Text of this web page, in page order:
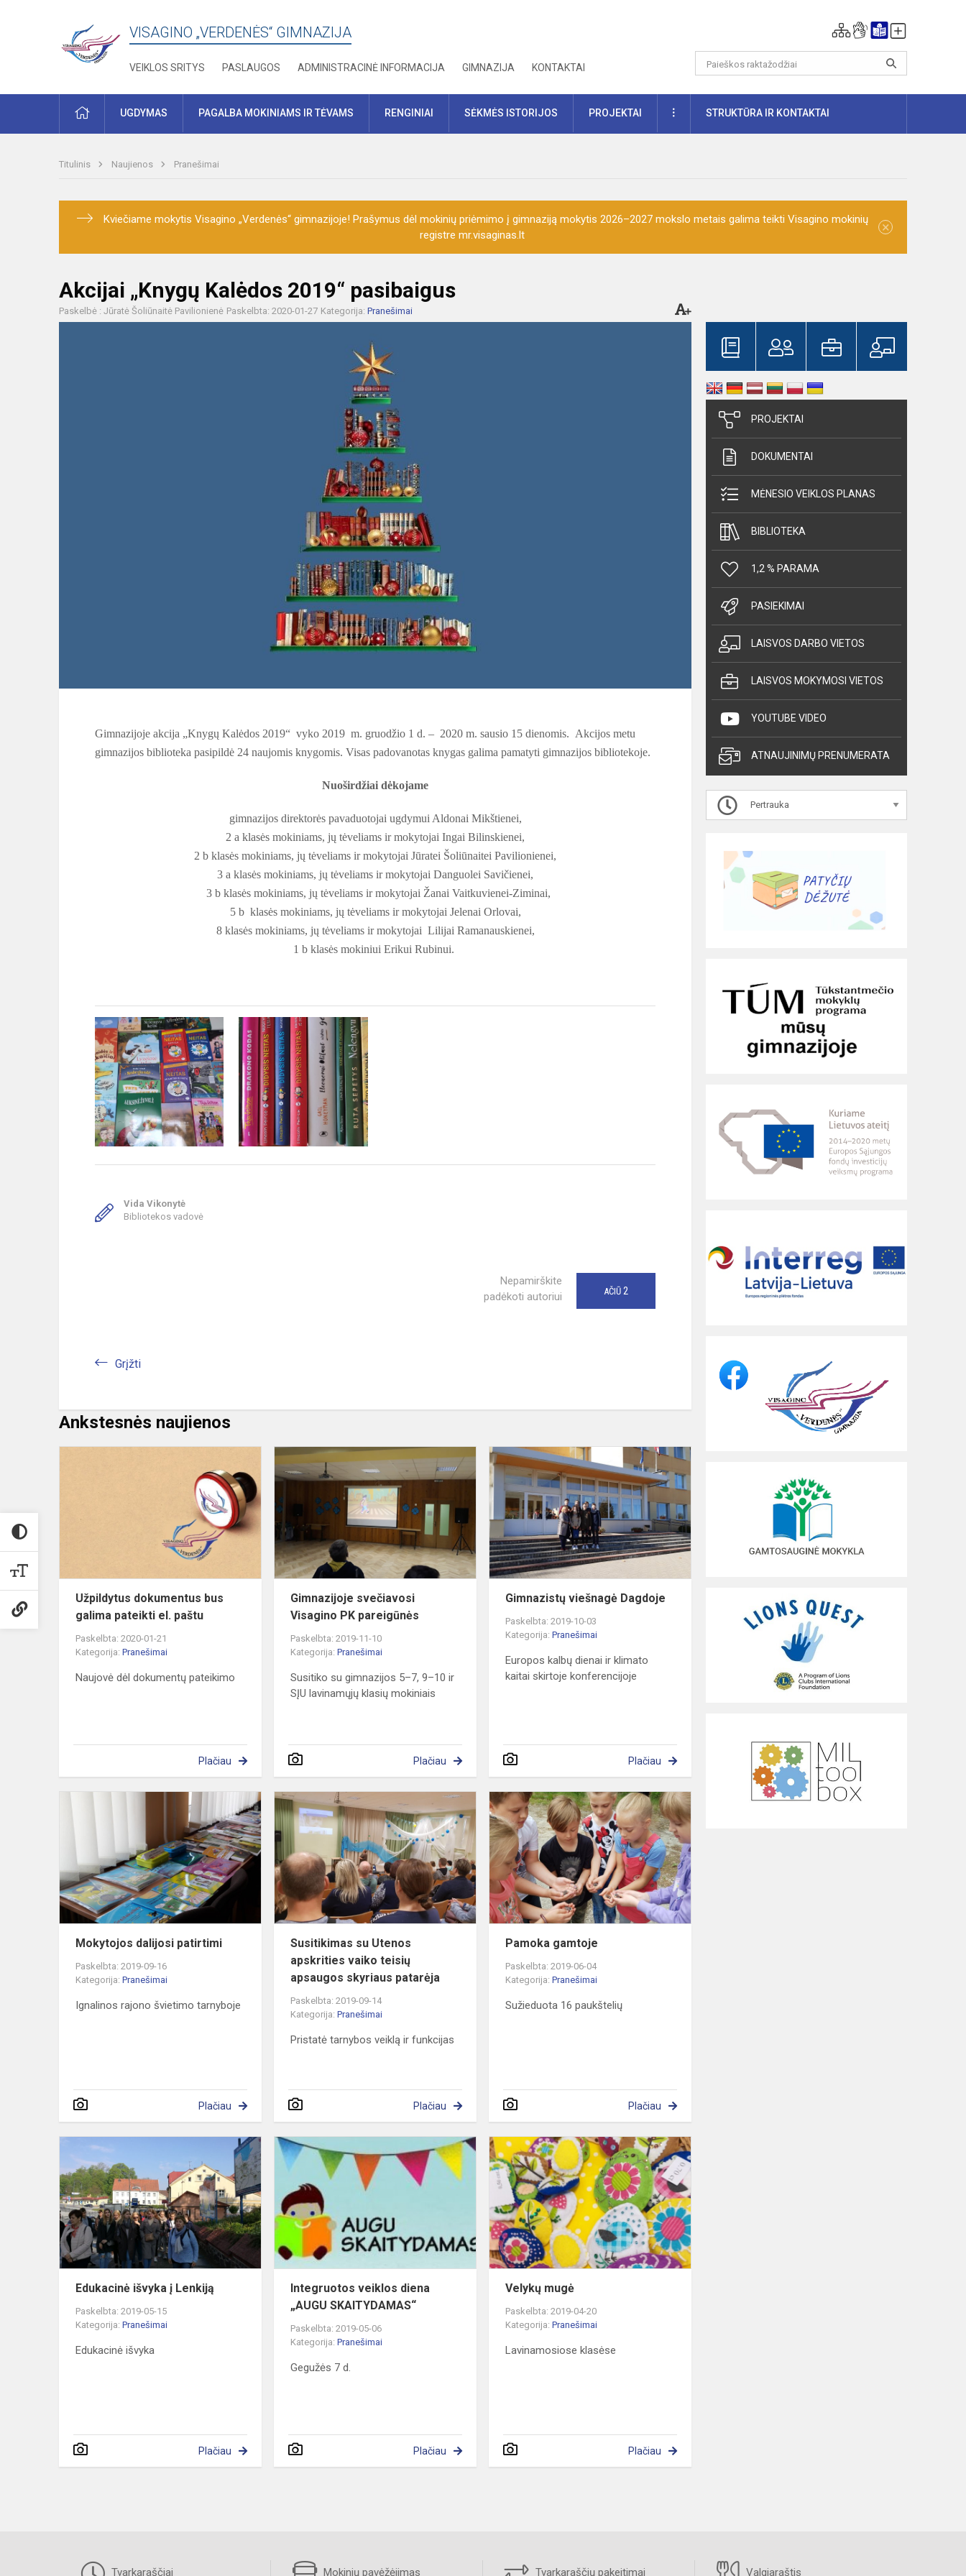
VISAGINO „VERDENĖS“ GIMNAZIJA
VEIKLOS SRITYS PASLAUGOS ADMINISTRACINĖ INFORMACIJA GIMNAZIJA KONTAKTAI
PRADŽIAUGDYMAS PAGALBA MOKINIAMS IR TĖVAMS RENGINIAI SĖKMĖS ISTORIJOS PROJEKTAI DAUGIAUSTRUKTŪRA IR KONTAKTAI
Titulinis Naujienos Pranešimai
Kviečiame mokytis Visagino „Verdenės“ gimnazijoje! Prašymus dėl mokinių priėmimo į gimnaziją mokytis 2026–2027 mokslo metais galima teikti Visagino mokinių
registre mr.visaginas.lt
×
Akcijai „Knygų Kalėdos 2019“ pasibaigus
Paskelbė : Jūratė Šoliūnaitė Pavilionienė Paskelbta: 2020-01-27 Kategorija: Pranešimai
Gimnazijoje akcija „Knygų Kalėdos 2019“ vyko 2019 m. gruodžio 1 d. – 2020 m. sausio 15 dienomis. Akcijos metu
gimnazijos biblioteka pasipildė 24 naujomis knygomis. Visas padovanotas knygas galima pamatyti gimnazijos bibliotekoje.
Nuoširdžiai dėkojame
gimnazijos direktorės pavaduotojai ugdymui Aldonai Mikštienei,
2 a klasės mokiniams, jų tėveliams ir mokytojai Ingai Bilinskienei,
2 b klasės mokiniams, jų tėveliams ir mokytojai Jūratei Šoliūnaitei Pavilionienei,
3 a klasės mokiniams, jų tėveliams ir mokytojai Danguolei Savičienei,
3 b klasės mokiniams, jų tėveliams ir mokytojai Žanai Vaitkuvienei-Ziminai,
5 b klasės mokiniams, jų tėveliams ir mokytojai Jelenai Orlovai,
8 klasės mokiniams, jų tėveliams ir mokytojai Lilijai Ramanauskienei,
1 b klasės mokiniui Erikui Rubinui.
Vida Vikonytė
Bibliotekos vadovė
Nepamirškite
padėkoti autoriui
AČIŪ 2
Grįžti
Ankstesnės naujienos
Užpildytus
dokumentus
galima
pateikti
paštu
Užpildytus dokumentus bus
galima pateikti el. paštu
Paskelbta: 2020-01-21
Kategorija: Pranešimai
Naujovė dėl dokumentų pateikimo
Plačiau
Gimnazijoje
svečiavosi
Visagino
PK
pareigūnės
Gimnazijoje svečiavosi
Visagino PK pareigūnės
Paskelbta: 2019-11-10
Kategorija:Pranešimai
Susitiko su gimnazijos 5–7, 9–10 ir
SĮU lavinamųjų klasių mokiniais
Plačiau
Gimnazistų
Dagdoje
Gimnazistų viešnagė Dagdoje
Paskelbta: 2019-10-03
Kategorija:Pranešimai
Europos kalbų dienai ir klimato
kaitai skirtoje konferencijoje
Plačiau
Mokytojos
dalijosi
patirtimi
Mokytojos dalijosi patirtimi
Paskelbta: 2019-09-16
Kategorija: Pranešimai
Ignalinos rajono švietimo tarnyboje
Plačiau
Susitikimas
su
Utenos
apskrities
vaiko
teisių
apsaugos
skyr...
Susitikimas su Utenos
apskrities vaiko teisių
apsaugos skyriaus patarėja
Paskelbta: 2019-09-14
Kategorija:Pranešimai
Pristatė tarnybos veiklą ir funkcijas
Plačiau
Pamoka
gamtoje
Pamoka gamtoje
Paskelbta: 2019-06-04
Kategorija:Pranešimai
Sužieduota 16 paukštelių
Plačiau
Edukacinė
išvyka
Lenkiją
Edukacinė išvyka į Lenkiją
Paskelbta: 2019-05-15
Kategorija: Pranešimai
Edukacinė išvyka
Plačiau
Integruotos
veiklos
diena
SKAITYDAMAS“
Integruotos veiklos diena
„AUGU SKAITYDAMAS“
Paskelbta: 2019-05-06
Kategorija:Pranešimai
Gegužės 7 d.
Plačiau
Velykų
mugė
Velykų mugė
Paskelbta: 2019-04-20
Kategorija:Pranešimai
Lavinamosiose klasėse
Plačiau
PROJEKTAI
DOKUMENTAI
MĖNESIO VEIKLOS PLANAS
BIBLIOTEKA
1,2 % PARAMA
PASIEKIMAI
LAISVOS DARBO VIETOS
LAISVOS MOKYMOSI VIETOS
YOUTUBE VIDEO
ATNAUJINIMŲ PRENUMERATA
Pertrauka
Tvarkaraščiai Mokinių pavėžėjimas Tvarkaraščių pakeitimai Valgiaraštis